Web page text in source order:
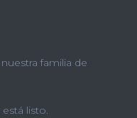
familia de
listo.